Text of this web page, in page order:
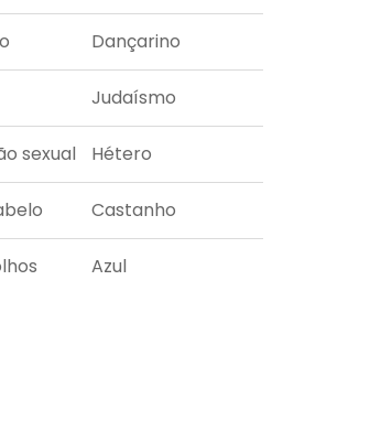
Dançarino
Judaísmo
sexual Hétero
Castanho
Azul